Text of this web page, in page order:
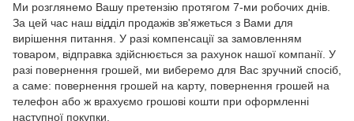
Ми розглянемо Вашу претензію протягом 7-ми робочих днів.
За цей час наш відділ продажів зв'яжеться з Вами для
вирішення питання. У разі компенсації за замовленням
товаром, відправка здійснюється за рахунок нашої компанії. У
разі повернення грошей, ми виберемо для Вас зручний спосіб,
а саме: повернення грошей на карту, повернення грошей на
телефон або ж врахуємо грошові кошти при оформленні
наступної покупки.